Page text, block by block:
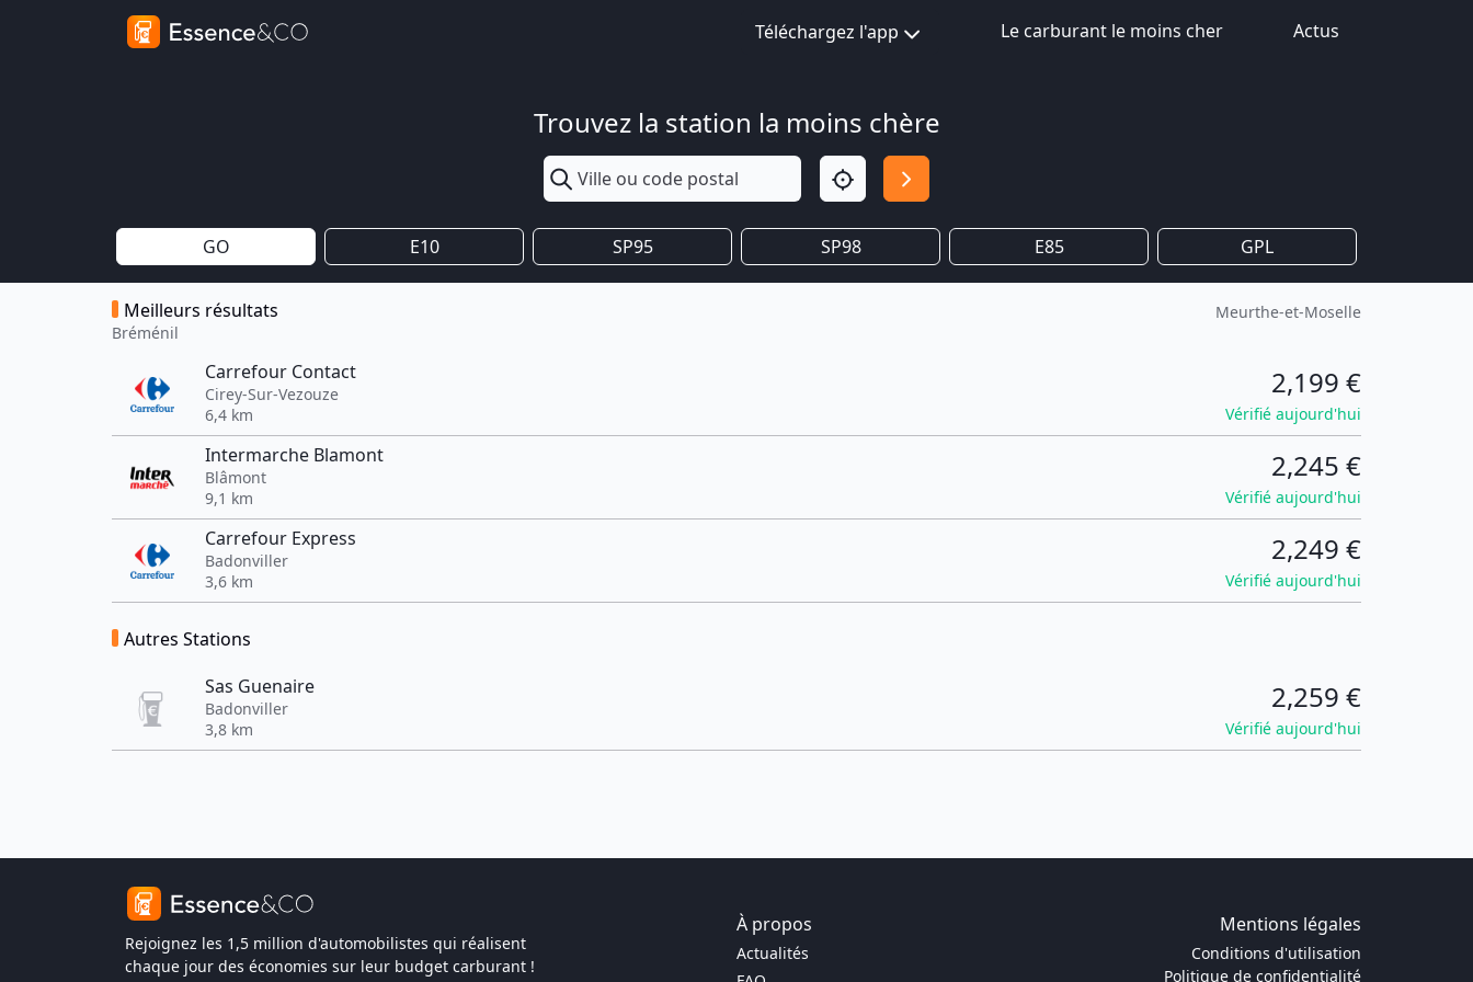
Téléchargez l'app Le carburant le moins cher Actus
Trouvez la station la moins chère
GO E10 SP95 SP98 E85 GPL
Meilleurs résultats
Bréménil
Meurthe-et-Moselle
Carrefour Contact
Cirey-Sur-Vezouze
6,4 km
2,199 €
Vérifié aujourd'hui
Intermarche Blamont
Blâmont
9,1 km
2,245 €
Vérifié aujourd'hui
Carrefour Express
Badonviller
3,6 km
2,249 €
Vérifié aujourd'hui
Autres Stations
Sas Guenaire
Badonviller
3,8 km
2,259 €
Vérifié aujourd'hui
Rejoignez les 1,5 million d'automobilistes qui réalisent
chaque jour des économies sur leur budget carburant !
À propos Mentions légales
Actualités
Conditions d'utilisation
Politique de confidentialité